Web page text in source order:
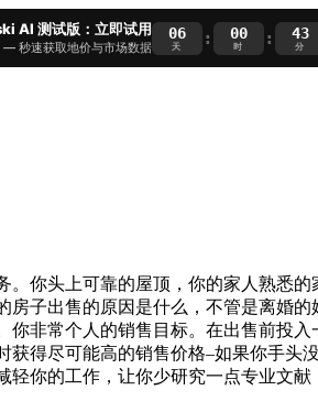
AI 测试版：立即试用
— 秒速获取地价与市场数据
06
天 : 00
时 : 43
分
你头上可靠的屋顶，你的家人熟悉的
子出售的原因是什么，不管是离婚
非常个人的销售目标。在出售前投
得尽可能高的销售价格–如果你手
你的工作，让你少研究一点专业文